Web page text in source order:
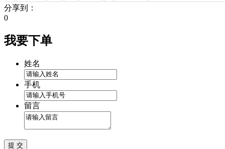
分享到：
0
我要下单
姓名
手机
留言